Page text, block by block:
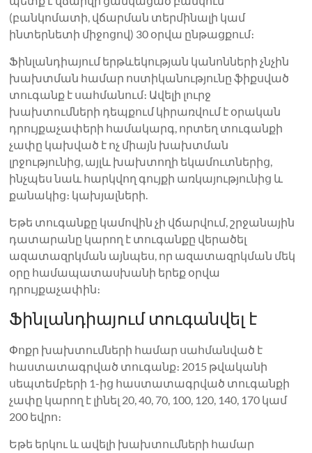
(բանկոմատի, վճարման տերմինալի կամ
ինտերնետի միջոցով) 30 օրվա ընթացքում։
Ֆինլանդիայում երթևեկության կանոնների չնչին
խախտման համար ոստիկանությունը ֆիքսված
տուգանք է սահմանում։ Ավելի լուրջ
խախտումների դեպքում կիրառվում է օրական
դրույքաչափերի համակարգ, որտեղ տուգանքի
չափը կախված է ոչ միայն խախտման
լրջությունից, այլև խախտողի եկամուտներից,
ինչպես նաև հարկվող գույքի առկայությունից և
քանակից։ կախյալների.
Եթե ​​տուգանքը կամովին չի վճարվում, շրջանային
դատարանը կարող է տուգանքը վերածել
ազատազրկման այնպես, որ ազատազրկման մեկ
օրը համապատասխանի երեք օրվա
դրույքաչափին։
Ֆինլանդիայում տուգանվել է
Փոքր խախտումների համար սահմանված է
հաստատագրված տուգանք։ 2015 թվականի
սեպտեմբերի 1-ից հաստատագրված տուգանքի
չափը կարող է լինել 20, 40, 70, 100, 120, 140, 170 կամ
200 եվրո։
Եթե ​​երկու և ավելի խախտումների համար